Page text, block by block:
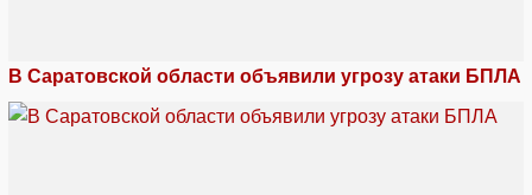
В Саратовской области объявили угрозу атаки БПЛА